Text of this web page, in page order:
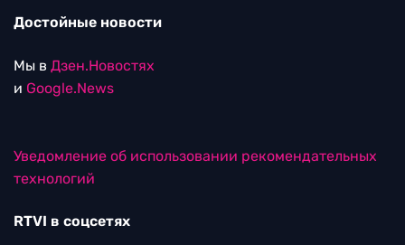
Достойные новости
Мы в Дзен.Новостях
и Google.News
Уведомление об использовании рекомендательных
технологий
RTVI в соцсетях